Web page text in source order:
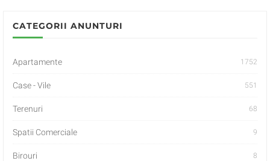
CATEGORII ANUNTURI
Apartamente 1752
Case - Vile 551
Terenuri 68
Spatii Comerciale 9
Birouri 8